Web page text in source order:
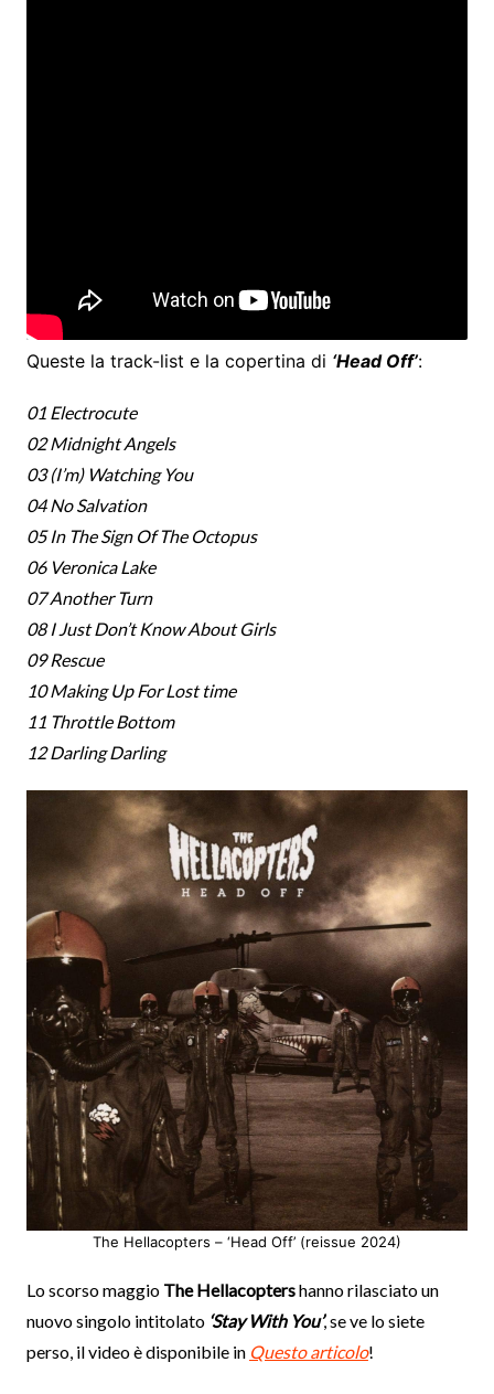
Queste la track-list e la copertina di ‘Head Off’:
01 Electrocute
02 Midnight Angels
03 (I’m) Watching You
04 No Salvation
05 In The Sign Of The Octopus
06 Veronica Lake
07 Another Turn
08 I Just Don’t Know About Girls
09 Rescue
10 Making Up For Lost time
11 Throttle Bottom
12 Darling Darling
The Hellacopters – ‘Head Off’ (reissue 2024)
Lo scorso maggio The Hellacoptershanno rilasciato un
nuovo singolo intitolato ‘Stay With You’, se ve lo siete
perso, il video è disponibile in Questo articolo!